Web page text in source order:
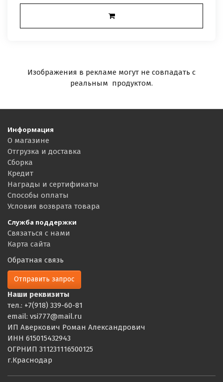
Изображения в рекламе могут не совпадать с
реальным продуктом.
Информация
О магазине
Отгрузка и доставка
Сборка
Кредит
Награды и сертификаты
Способы оплаты
Условия возврата товара
Служба поддержки
Связаться с нами
Карта сайта
Обратная связь
Отправить запрос
Наши реквизиты
тел.: +7(918) 339-60-81
email: vsi777@mail.ru
ИП Аверкович Роман Александрович
ИНН 615015432943
ОГРНИП 311231116500125
г.Краснодар